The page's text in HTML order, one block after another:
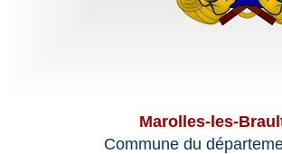
Marolles-les-
Commune du